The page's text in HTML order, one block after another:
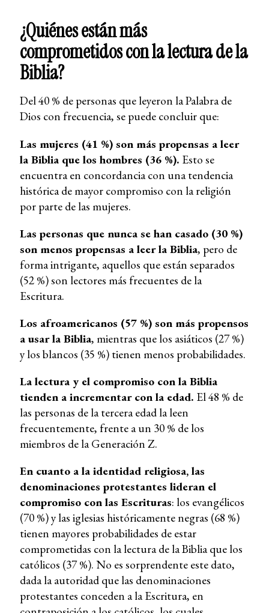
¿Quiénes están más
comprometidos con la lectura de la
Biblia?
Del 40 % de personas que leyeron la Palabra de
Dios con frecuencia, se puede concluir que:
Las mujeres (41 %) son más propensas a leer
la Biblia que los hombres (36 %). Esto se
encuentra en concordancia con una tendencia
histórica de mayor compromiso con la religión
por parte de las mujeres.
Las personas que nunca se han casado (30 %)
son menos propensas a leer la Biblia, pero de
forma intrigante, aquellos que están separados
(52 %) son lectores más frecuentes de la
Escritura.
Los afroamericanos (57 %) son más propensos
a usar la Biblia, mientras que los asiáticos (27 %)
y los blancos (35 %) tienen menos probabilidades.
La lectura y el compromiso con la Biblia
tienden a incrementar con la edad. El 48 % de
las personas de la tercera edad la leen
frecuentemente, frente a un 30 % de los
miembros de la Generación Z.
En cuanto a la identidad religiosa, las
denominaciones protestantes lideran el
compromiso con las Escrituras: los evangélicos
(70 %) y las iglesias históricamente negras (68 %)
tienen mayores probabilidades de estar
comprometidas con la lectura de la Biblia que los
católicos (37 %). No es sorprendente este dato,
dada la autoridad que las denominaciones
protestantes conceden a la Escritura, en